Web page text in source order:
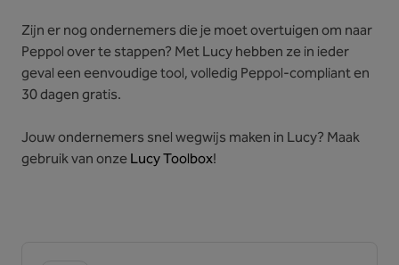
Zijn er nog ondernemers die je moet overtuigen om naar
Peppol over te stappen? Met Lucy hebben ze in ieder
geval een eenvoudige tool, volledig Peppol-compliant en
30 dagen gratis.
Jouw ondernemers snel wegwijs maken in Lucy? Maak
gebruik van onzeLucy Toolbox!